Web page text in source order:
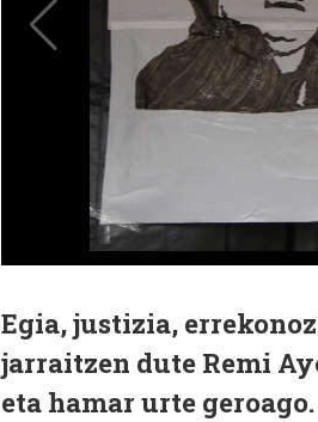
Egia, justizia,
jarraitzen dute Remi
eta hamar urte